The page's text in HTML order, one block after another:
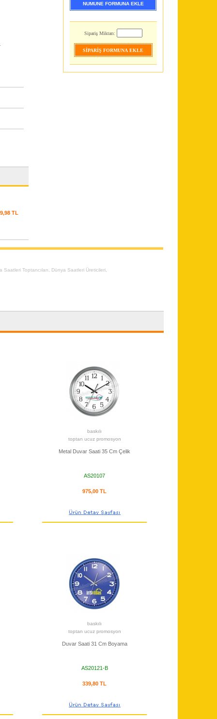
TL
NUMUNE FORMUNA EKLE
Sipariş Miktarı:
Saatleri Toptancıları Dünya Saatleri Üreticileri
baskılı
toptan ucuz promosyon
Metal Duvar Saati 35 Cm Çelik
AS20107
975,00 TL
baskılı
toptan ucuz promosyon
Duvar Saati 31 Cm Boyama
AS20121-B
339,80 TL